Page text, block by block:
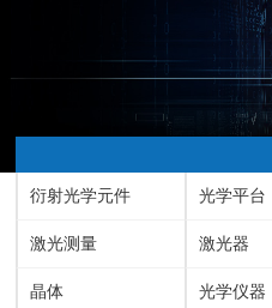
衍射光学元件 光学平台
激光测量 激光器
晶体 光学仪器